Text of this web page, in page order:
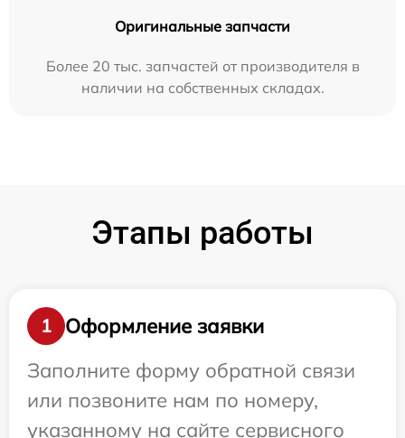
Оригинальные запчасти
Более 20 тыс. запчастей от производителя в
наличии на собственных складах.
Этапы работы
1
Оформление заявки
Заполните форму обратной связи
или позвоните нам по номеру,
указанному на сайте сервисного